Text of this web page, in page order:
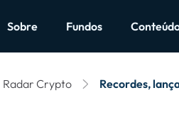
Sobre Fundos
Radar Crypto Recordes,